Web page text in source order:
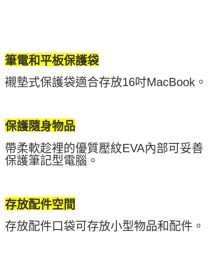
筆電和平板保護袋
襯墊式保護袋適合存放16吋MacBook。
保護隨身物品
帶柔軟趁裡的優質壓紋EVA內部可妥善
保護筆記型電腦。
存放配件空間
存放配件口袋可存放小型物品和配件。